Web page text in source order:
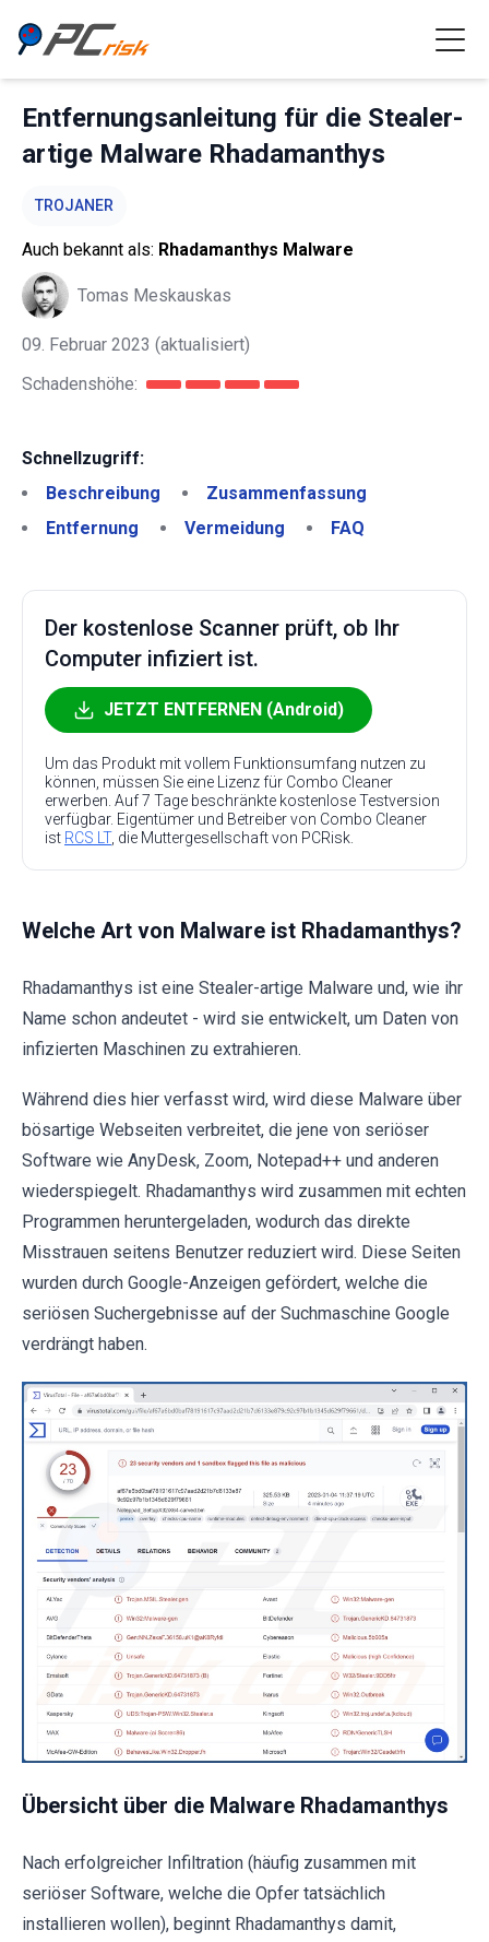
Entfernungsanleitung für die Stealer-
artige Malware Rhadamanthys
TROJANER
Auch bekannt als: Rhadamanthys Malware
Tomas Meskauskas
09. Februar 2023 (aktualisiert)
Schadenshöhe:
Schnellzugriff:
Beschreibung
Zusammenfassung
Entfernung
Vermeidung FAQ
Der kostenlose Scanner prüft, ob Ihr
Computer infiziert ist.
JETZT ENTFERNEN (Android)
Um das Produkt mit vollem Funktionsumfang nutzen zu
können, müssen Sie eine Lizenz für Combo Cleaner
erwerben. Auf 7 Tage beschränkte kostenlose Testversion
verfügbar. Eigentümer und Betreiber von Combo Cleaner
ist RCS LT, die Muttergesellschaft von PCRisk.
Welche Art von Malware ist Rhadamanthys?
Rhadamanthys ist eine Stealer-artige Malware und, wie ihr
Name schon andeutet - wird sie entwickelt, um Daten von
infizierten Maschinen zu extrahieren.
Während dies hier verfasst wird, wird diese Malware über
bösartige Webseiten verbreitet, die jene von seriöser
Software wie AnyDesk, Zoom, Notepad++ und anderen
wiederspiegelt. Rhadamanthys wird zusammen mit echten
Programmen heruntergeladen, wodurch das direkte
Misstrauen seitens Benutzer reduziert wird. Diese Seiten
wurden durch Google-Anzeigen gefördert, welche die
seriösen Suchergebnisse auf der Suchmaschine Google
verdrängt haben.
Übersicht über die Malware Rhadamanthys
Nach erfolgreicher Infiltration (häufig zusammen mit
seriöser Software, welche die Opfer tatsächlich
installieren wollen), beginnt Rhadamanthys damit,